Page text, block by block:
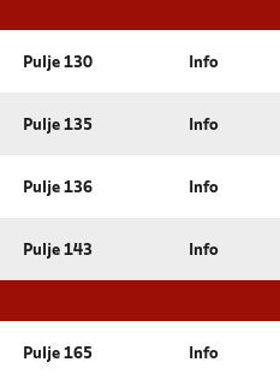
Pulje 130 Info
Pulje 135 Info
Pulje 136 Info
Pulje 143 Info
Pulje 165 Info